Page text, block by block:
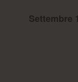
Settembre